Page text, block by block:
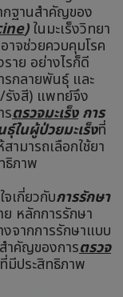
กฐานสำคัญของ
) ในมะเร็งวิทยา
าจช่วยควบคุมโรค
าย อย่างไรก็ดี
กลายพันธุ์ และ
รังสี) แพทย์จึง
ตรวจมะเร็ง การ
ในผู้ป่วยมะเร็งที่
ามารถเลือกใช้ยา
ธิภาพ
เกี่ยวกับการรักษา
หลักการรักษา
จากการรักษาแบบ
ำคัญของการตรวจ
มีประสิทธิภาพ